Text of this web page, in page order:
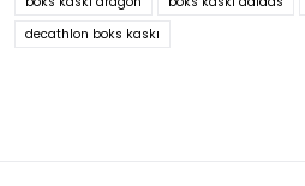
Ürün fiyatı diğer sitelerden
Bu ürüne benzer farklı
decathlon boks kaskı